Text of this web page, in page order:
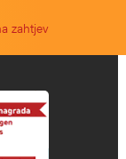
zahtjev